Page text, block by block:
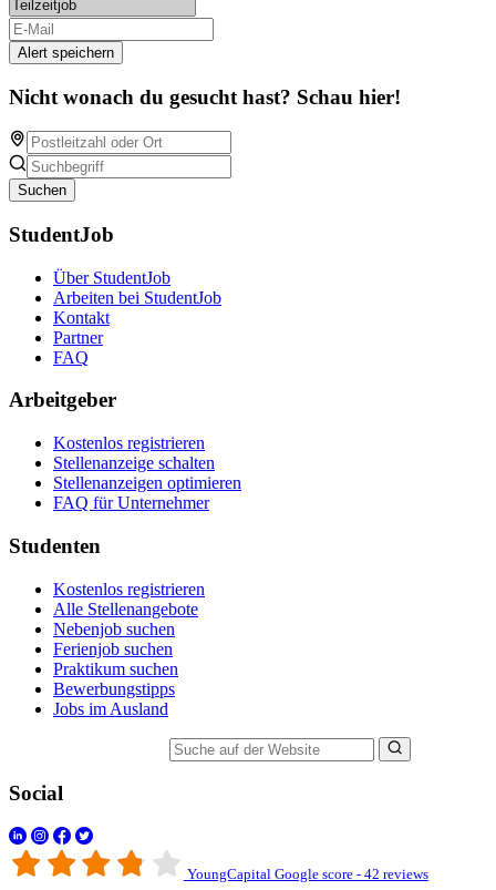
Alert speichern
Nicht wonach du gesucht hast? Schau hier!
Suchen
StudentJob
Über StudentJob
Arbeiten bei StudentJob
Kontakt
Partner
FAQ
Arbeitgeber
Kostenlos registrieren
Stellenanzeige schalten
Stellenanzeigen optimieren
FAQ für Unternehmer
Studenten
Kostenlos registrieren
Alle Stellenangebote
Nebenjob suchen
Ferienjob suchen
Praktikum suchen
Bewerbungstipps
Jobs im Ausland
Social
YoungCapital Google score - 42 reviews